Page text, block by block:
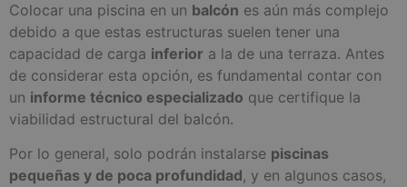
Colocar una piscina en un balcón es aún más complejo
debido a que estas estructuras suelen tener una
capacidad de carga inferior a la de una terraza. Antes
de considerar esta opción, es fundamental contar con
un informe técnico especializado que certifique la
viabilidad estructural del balcón.
Por lo general, solo podrán instalarse piscinas
pequeñas y de poca profundidad, y en algunos casos,